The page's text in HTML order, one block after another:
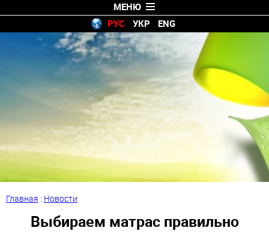
МЕНЮ
РУС
УКР ENG
Главная : Новости
Выбираем матрас правильно